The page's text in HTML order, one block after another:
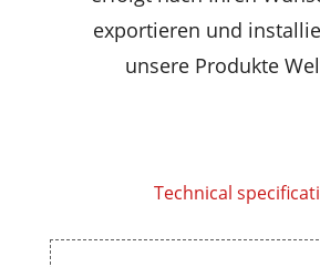
exportieren und
unsere Produkte
Technical